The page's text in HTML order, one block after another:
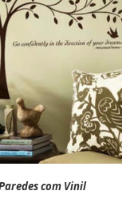
com Vinil